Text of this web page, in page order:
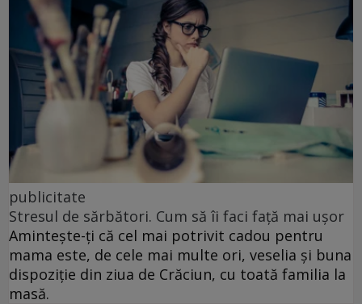
publicitate
Stresul de sărbători. Cum să îi faci față mai ușor
Amintește-ți că cel mai potrivit cadou pentru
mama este, de cele mai multe ori, veselia și buna
dispoziție din ziua de Crăciun, cu toată familia la
masă.